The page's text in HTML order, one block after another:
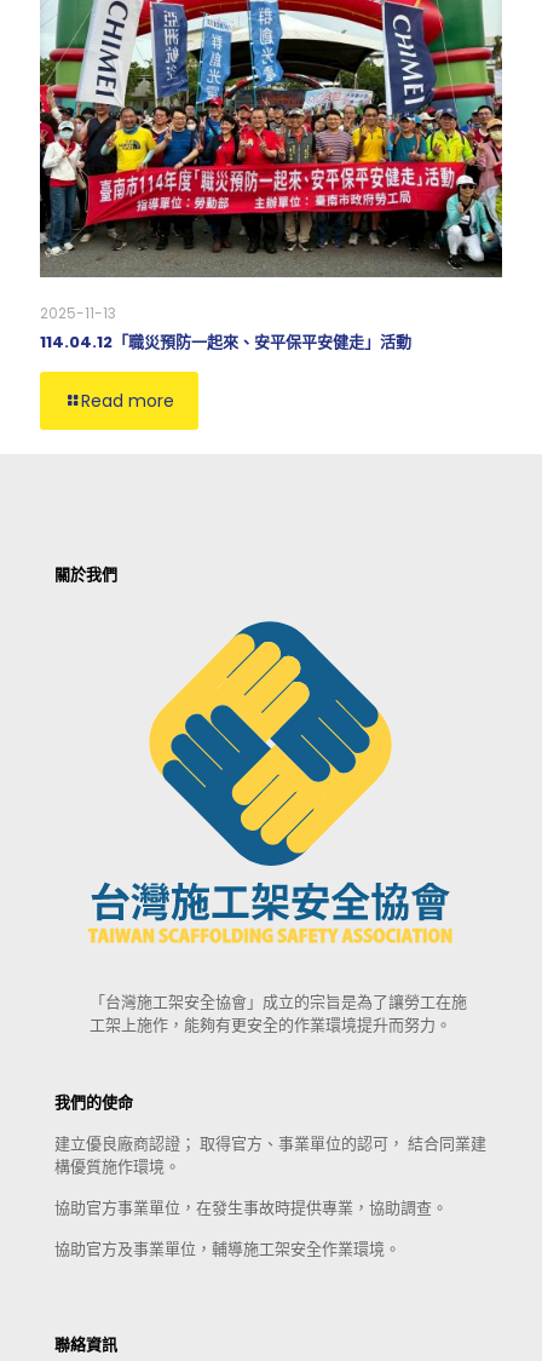
2025-11-13
114.04.12「職災預防一起來、安平保平安健走」活動
Read more
關於我們
「台灣施工架安全協會」成立的宗旨是為了讓勞工在施
工架上施作，能夠有更安全的作業環境提升而努力。
我們的使命
建立優良廠商認證； 取得官方、事業單位的認可， 結合同業建
構優質施作環境。
協助官方事業單位，在發生事故時提供專業，協助調查。
協助官方及事業單位，輔導施工架安全作業環境。
聯絡資訊